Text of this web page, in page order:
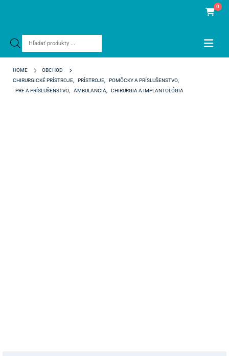
Products
0
HOME
OBCHOD
CHIRURGICKÉ PRÍSTROJE
PRÍSTROJE POMÔCKY A PRÍSLUŠENSTVO
PRF A PRÍSLUŠENSTVO
AMBULANCIA CHIRURGIA A IMPLANTOLÓGIA